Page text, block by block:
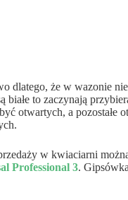
dlatego, że w wazonie
to zaczynają
otwartych, a pozostałe
w kwiaciarni
Professional 3.